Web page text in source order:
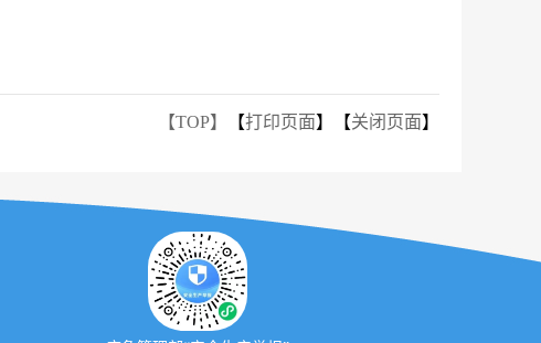
【TOP】 【打印页面】【关闭页面】